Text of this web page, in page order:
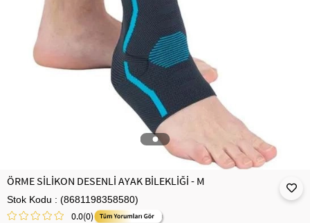
ÖRME SİLİKON DESENLİ AYAK BİLEKLİĞİ - M
Stok Kodu (8681198358580)
0.0(0)